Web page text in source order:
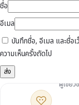
ชื่อ
อีเมล
บันทึกชื่อ, อีเมล และชื่อ
ความเห็นครั้งถัดไป
ผู้เชี่ย